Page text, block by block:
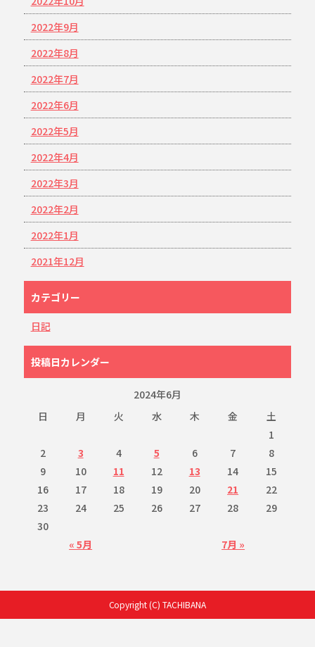
2022年9月
2022年8月
2022年7月
2022年6月
2022年5月
2022年4月
2022年3月
2022年2月
2022年1月
2021年12月
カテゴリー
日記
投稿日カレンダー
2024年6月
日
月 火 水 木 金 土
« 5月 7月 »
1
2
3 4 5 6 7
8
9
10 11 12 13 14
15
16
17 18 19 20 21
22
23
24 25 26 27 28
29
30
Copyright (C) TACHIBANA